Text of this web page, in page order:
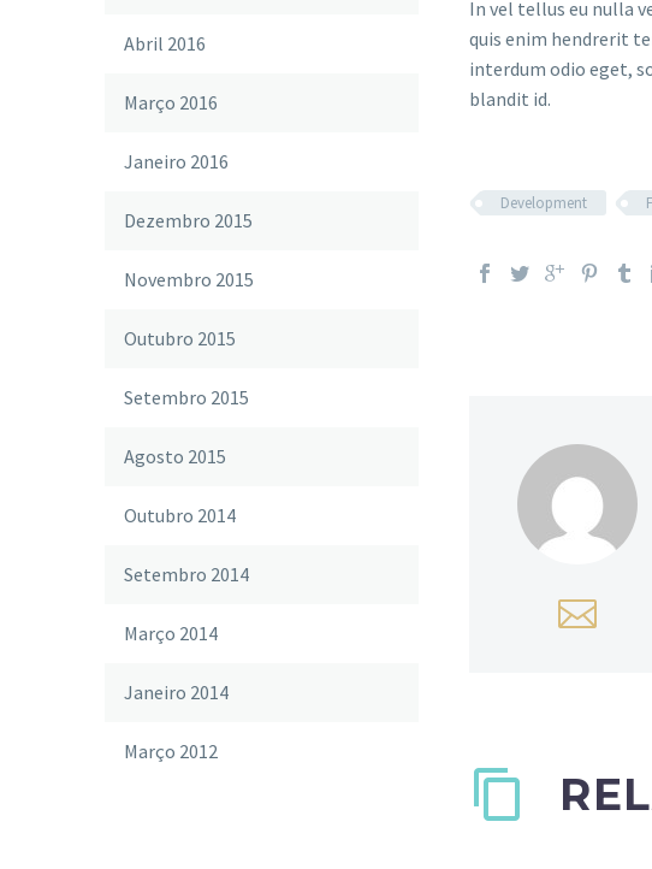
In vel tellus eu nulla
quis enim hendrerit
interdum odio eget,
blandit id.
Development
Abril 2016
Março 2016
Janeiro 2016
Dezembro 2015
Novembro 2015
Outubro 2015
Setembro 2015
Agosto 2015
Outubro 2014
Setembro 2014
Março 2014
Janeiro 2014
Março 2012